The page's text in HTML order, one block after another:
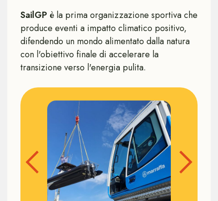
SailGP è la prima organizzazione sportiva che
produce eventi a impatto climatico positivo,
difendendo un mondo alimentato dalla natura
con l'obiettivo finale di accelerare la
transizione verso l'energia pulita.